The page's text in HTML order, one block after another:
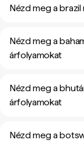
Nézd meg a
Nézd meg a
árfolyamokat
Nézd meg a
árfolyamokat
Nézd meg a